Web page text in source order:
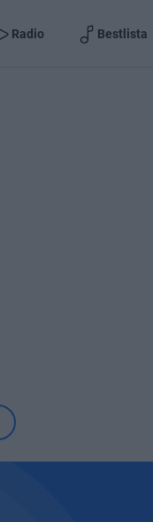
Radio Bestlista